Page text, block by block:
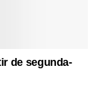
de segunda-